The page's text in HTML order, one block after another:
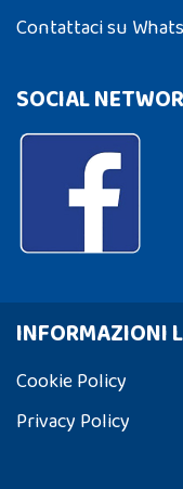
Contattaci su
SOCIAL
INFORMAZIONI
Cookie Policy
Privacy Policy